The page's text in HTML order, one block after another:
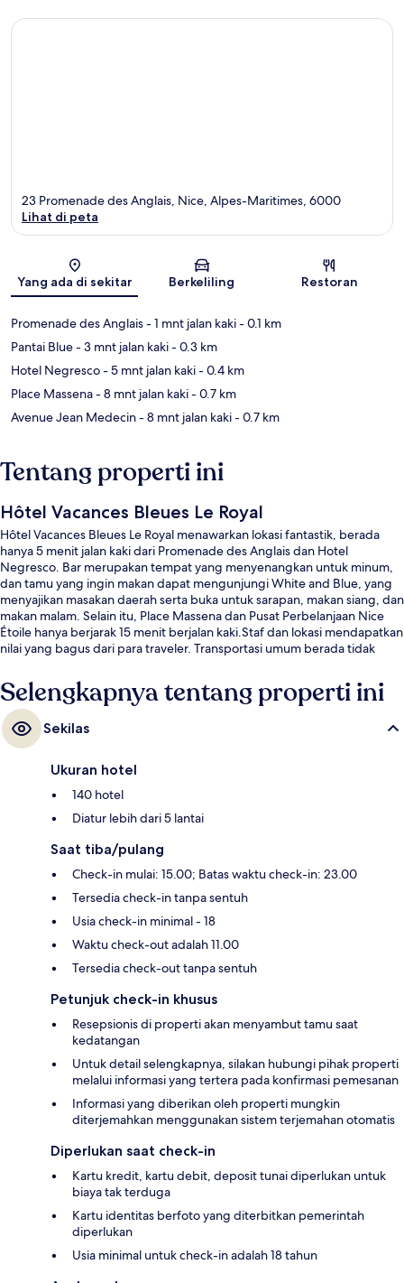
Peta
23 Promenade des Anglais, Nice, Alpes-Maritimes, 6000
Lihat di peta
Yang ada di sekitar Berkeliling Restoran
Promenade des Anglais- 1 mnt jalan kaki- 0.1 km
Pantai Blue- 3 mnt jalan kaki- 0.3 km
Hotel Negresco- 5 mnt jalan kaki- 0.4 km
Place Massena- 8 mnt jalan kaki- 0.7 km
Avenue Jean Medecin- 8 mnt jalan kaki- 0.7 km
Tentang properti ini
Hôtel Vacances Bleues Le Royal
Hôtel Vacances Bleues Le Royal menawarkan lokasi fantastik, berada
hanya 5 menit jalan kaki dari Promenade des Anglais dan Hotel
Negresco. Bar merupakan tempat yang menyenangkan untuk minum,
dan tamu yang ingin makan dapat mengunjungi White and Blue, yang
menyajikan masakan daerah serta buka untuk sarapan, makan siang, dan
makan malam. Selain itu, Place Massena dan Pusat Perbelanjaan Nice
Étoile hanya berjarak 15 menit berjalan kaki.Staf dan lokasi mendapatkan
nilai yang bagus dari para traveler. Transportasi umum berada tidak
Massena Tramway berjarak 10 menit.
Selengkapnya tentang properti ini
Sekilas
Ukuran hotel
140 hotel
Diatur lebih dari 5 lantai
Saat tiba/pulang
Check-in mulai: 15.00; Batas waktu check-in: 23.00
Tersedia check-in tanpa sentuh
Usia check-in minimal - 18
Waktu check-out adalah 11.00
Tersedia check-out tanpa sentuh
Petunjuk check-in khusus
Resepsionis di properti akan menyambut tamu saat
kedatangan
Untuk detail selengkapnya, silakan hubungi pihak properti
melalui informasi yang tertera pada konfirmasi pemesanan
Informasi yang diberikan oleh properti mungkin
diterjemahkan menggunakan sistem terjemahan otomatis
Diperlukan saat check-in
Kartu kredit, kartu debit, deposit tunai diperlukan untuk
biaya tak terduga
Kartu identitas berfoto yang diterbitkan pemerintah
diperlukan
Usia minimal untuk check-in adalah 18 tahun